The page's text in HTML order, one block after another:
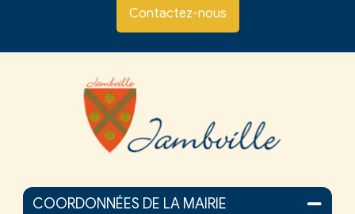
Contactez-nous
COORDONNÉES DE LA MAIRIE